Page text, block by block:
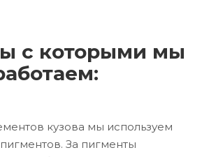
с которыми мы
кузова мы используем
За пигменты